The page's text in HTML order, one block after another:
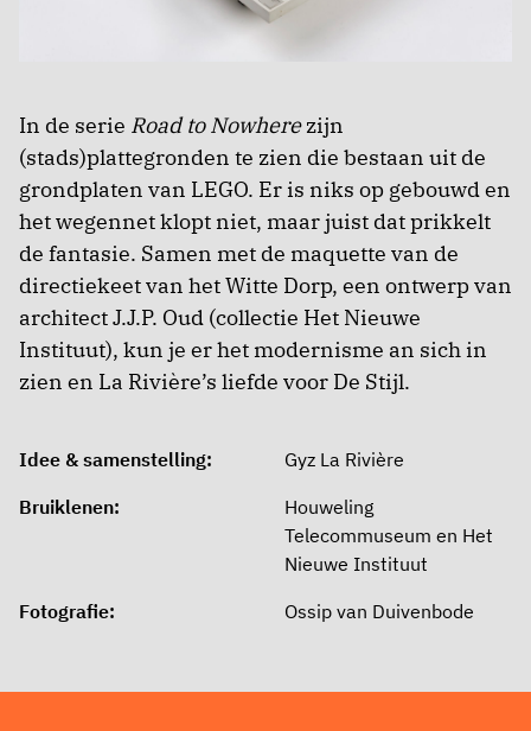
In de serie Road to Nowherezijn
(stads)plattegronden te zien die bestaan uit de
grondplaten van LEGO. Er is niks op gebouwd en
het wegennet klopt niet, maar juist dat prikkelt
de fantasie. Samen met de maquette van de
directiekeet van het Witte Dorp, een ontwerp van
architect J.J.P. Oud (collectie Het Nieuwe
Instituut), kun je er het modernisme an sich in
zien en La Rivière’s liefde voor De Stijl.
Idee & samenstelling:
Gyz La Rivière
Bruiklenen:
Houweling
Telecommuseum en Het
Nieuwe Instituut
Fotografie:
Ossip van Duivenbode